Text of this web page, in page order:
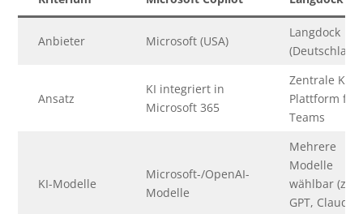
Anbieter Microsoft (USA)
Langdock
Ansatz
KI integriert in
Microsoft 365
Zentrale KI-
Plattform für
Teams
KI-Modelle
Microsoft-/OpenAI-
Modelle
Mehrere
Modelle
wählbar (z. B.
GPT, Claude,